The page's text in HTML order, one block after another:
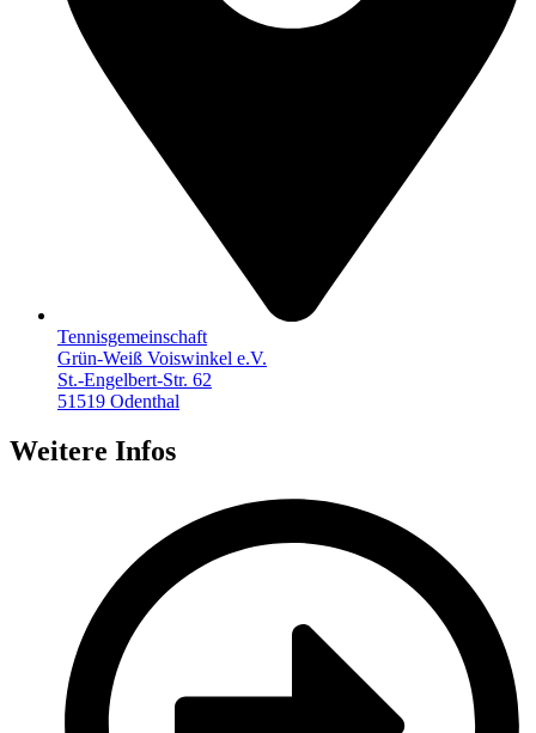
Tennisgemeinschaft
Grün-Weiß Voiswinkel e.V.
St.-Engelbert-Str. 62
51519 Odenthal
Weitere Infos